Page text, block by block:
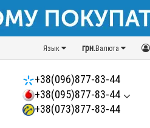
грн.Валюта
Язык
+38(096)877-83-44
+38(095)877-83-44
+38(073)877-83-44